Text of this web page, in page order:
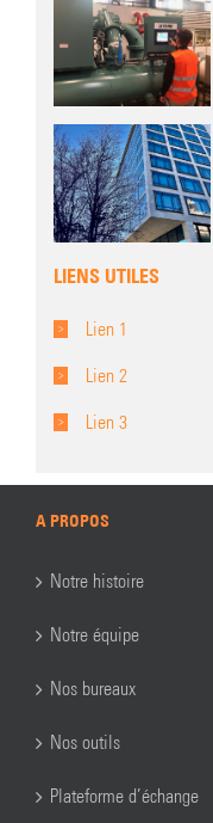
LIENS UTILES
Lien 1
Lien 2
Lien 3
A PROPOS
Notre histoire
Notre équipe
Nos bureaux
Nos outils
Plateforme d’échange